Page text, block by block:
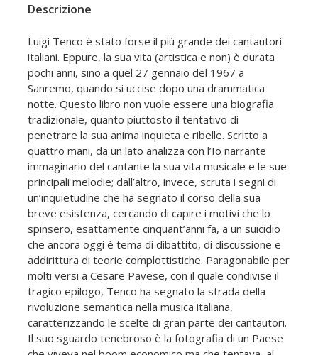
Descrizione
Luigi Tenco è stato forse il più grande dei cantautori
italiani. Eppure, la sua vita (artistica e non) è durata
pochi anni, sino a quel 27 gennaio del 1967 a
Sanremo, quando si uccise dopo una drammatica
notte. Questo libro non vuole essere una biografia
tradizionale, quanto piuttosto il tentativo di
penetrare la sua anima inquieta e ribelle. Scritto a
quattro mani, da un lato analizza con l’Io narrante
immaginario del cantante la sua vita musicale e le sue
principali melodie; dall’altro, invece, scruta i segni di
un’inquietudine che ha segnato il corso della sua
breve esistenza, cercando di capire i motivi che lo
spinsero, esattamen­te cinquant’anni fa, a un suicidio
che ancora oggi è tema di dibattito, di discussione e
addirittura di teorie complottistiche. Paragonabile per
molti versi a Cesare Pavese, con il quale condivise il
tragico epilogo, Tenco ha segnato la strada della
rivoluzione semantica nella musica italiana,
caratterizzando le scelte di gran parte dei cantautori.
Il suo sguardo tenebroso è la fotografia di un Paese